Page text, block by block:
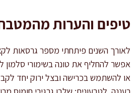
טיפים והערות
לאורך השנים פיתחתי מספר גרסאות
אפשר להחליף את טונה בשימורי סלמון
או להשתמש בכרישה ובצל ירוק יחד